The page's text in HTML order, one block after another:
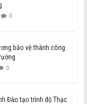
0
bảo vệ thành công
0
Đào tạo trình độ Thạc